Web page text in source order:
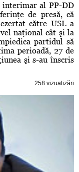
interimar al PP-DD
de presă, că
către USL a
naţional cât şi la
partidul să
perioadă, 27 de
şi s-au înscris
258 vizualizări